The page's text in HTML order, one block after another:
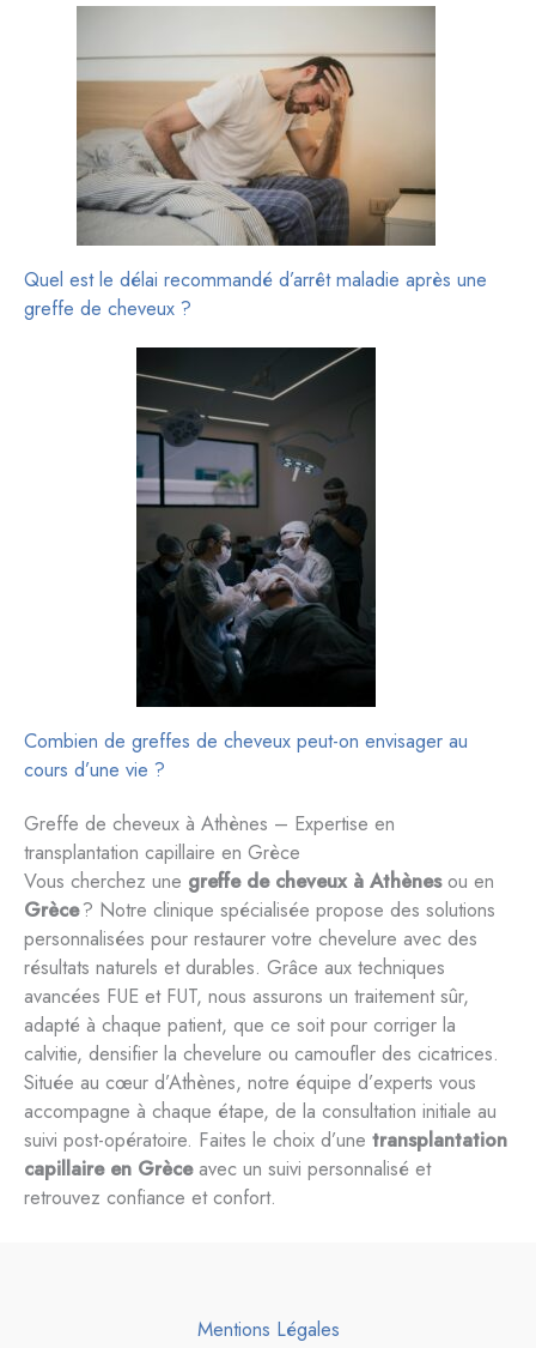
Quel est le délai recommandé d’arrêt maladie après une
greffe de cheveux ?
Combien de greffes de cheveux peut-on envisager au
cours d’une vie ?
Greffe de cheveux à Athènes – Expertise en
transplantation capillaire en Grèce
Vous cherchez une greffe de cheveux à Athènesou en
Grèce? Notre clinique spécialisée propose des solutions
personnalisées pour restaurer votre chevelure avec des
résultats naturels et durables. Grâce aux techniques
avancées FUE et FUT, nous assurons un traitement sûr,
adapté à chaque patient, que ce soit pour corriger la
calvitie, densifier la chevelure ou camoufler des cicatrices.
Située au cœur d’Athènes, notre équipe d’experts vous
accompagne à chaque étape, de la consultation initiale au
suivi post-opératoire. Faites le choix d’une transplantation
capillaire en Grèceavec un suivi personnalisé et
retrouvez confiance et confort.
Mentions Légales